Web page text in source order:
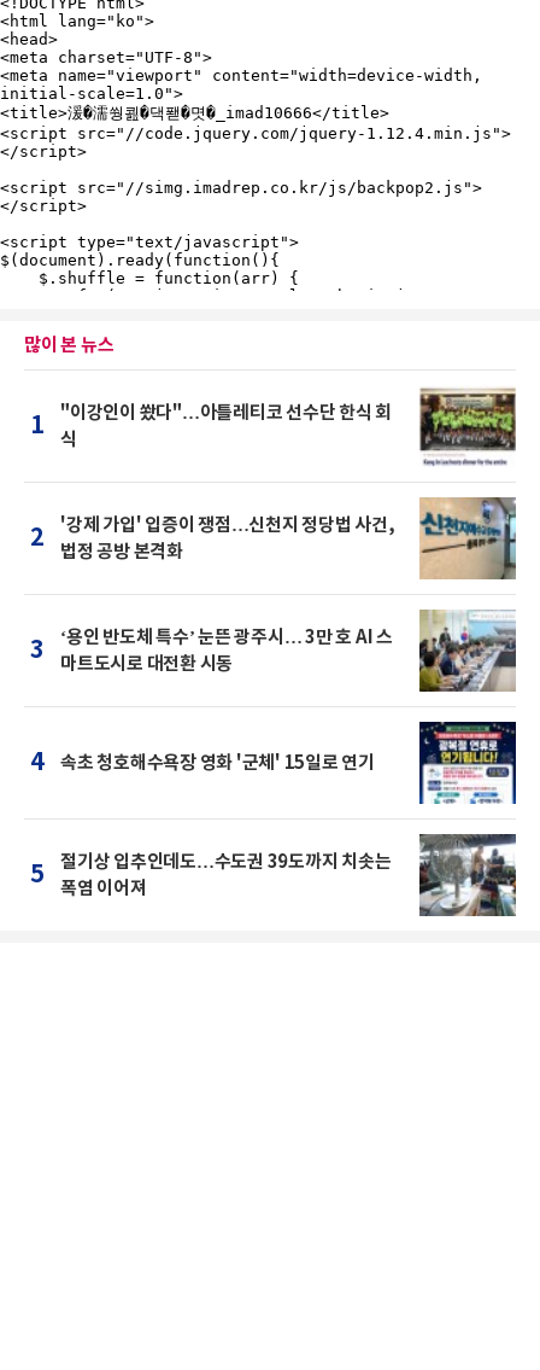
많이 본 뉴스
1
"이강인이 쐈다"…아틀레티코 선수단 한식 회
식
2
'강제 가입' 입증이 쟁점…신천지 정당법 사건,
법정 공방 본격화
3
‘용인 반도체 특수’ 눈뜬 광주시… 3만 호 AI 스
마트도시로 대전환 시동
4 속초 청호해수욕장 영화 '군체' 15일로 연기
5
절기상 입추인데도…수도권 39도까지 치솟는
폭염 이어져